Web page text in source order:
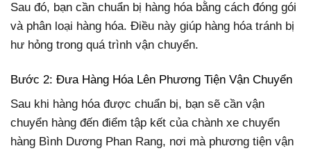
Sau đó, bạn cần chuẩn bị hàng hóa bằng cách đóng gói
và phân loại hàng hóa. Điều này giúp hàng hóa tránh bị
hư hỏng trong quá trình vận chuyển.
Bước 2: Đưa Hàng Hóa Lên Phương Tiện Vận Chuyển
Sau khi hàng hóa được chuẩn bị, bạn sẽ cần vận
chuyển hàng đến điểm tập kết của chành xe chuyển
hàng Bình Dương Phan Rang, nơi mà phương tiện vận